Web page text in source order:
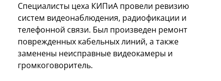
Специалисты цеха КИПиА провели ревизию
систем видеонаблюдения, радиофикации и
телефонной связи. Был произведен ремонт
поврежденных кабельных линий, а также
заменены неисправные видеокамеры и
громкоговоритель.